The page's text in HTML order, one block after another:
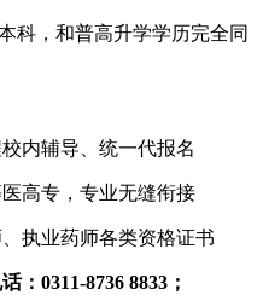
科，和普高升学学历完全同
内辅导、统一代报名
高专，专业无缝衔接
执业药师各类资格证书
：0311-8736 8833；